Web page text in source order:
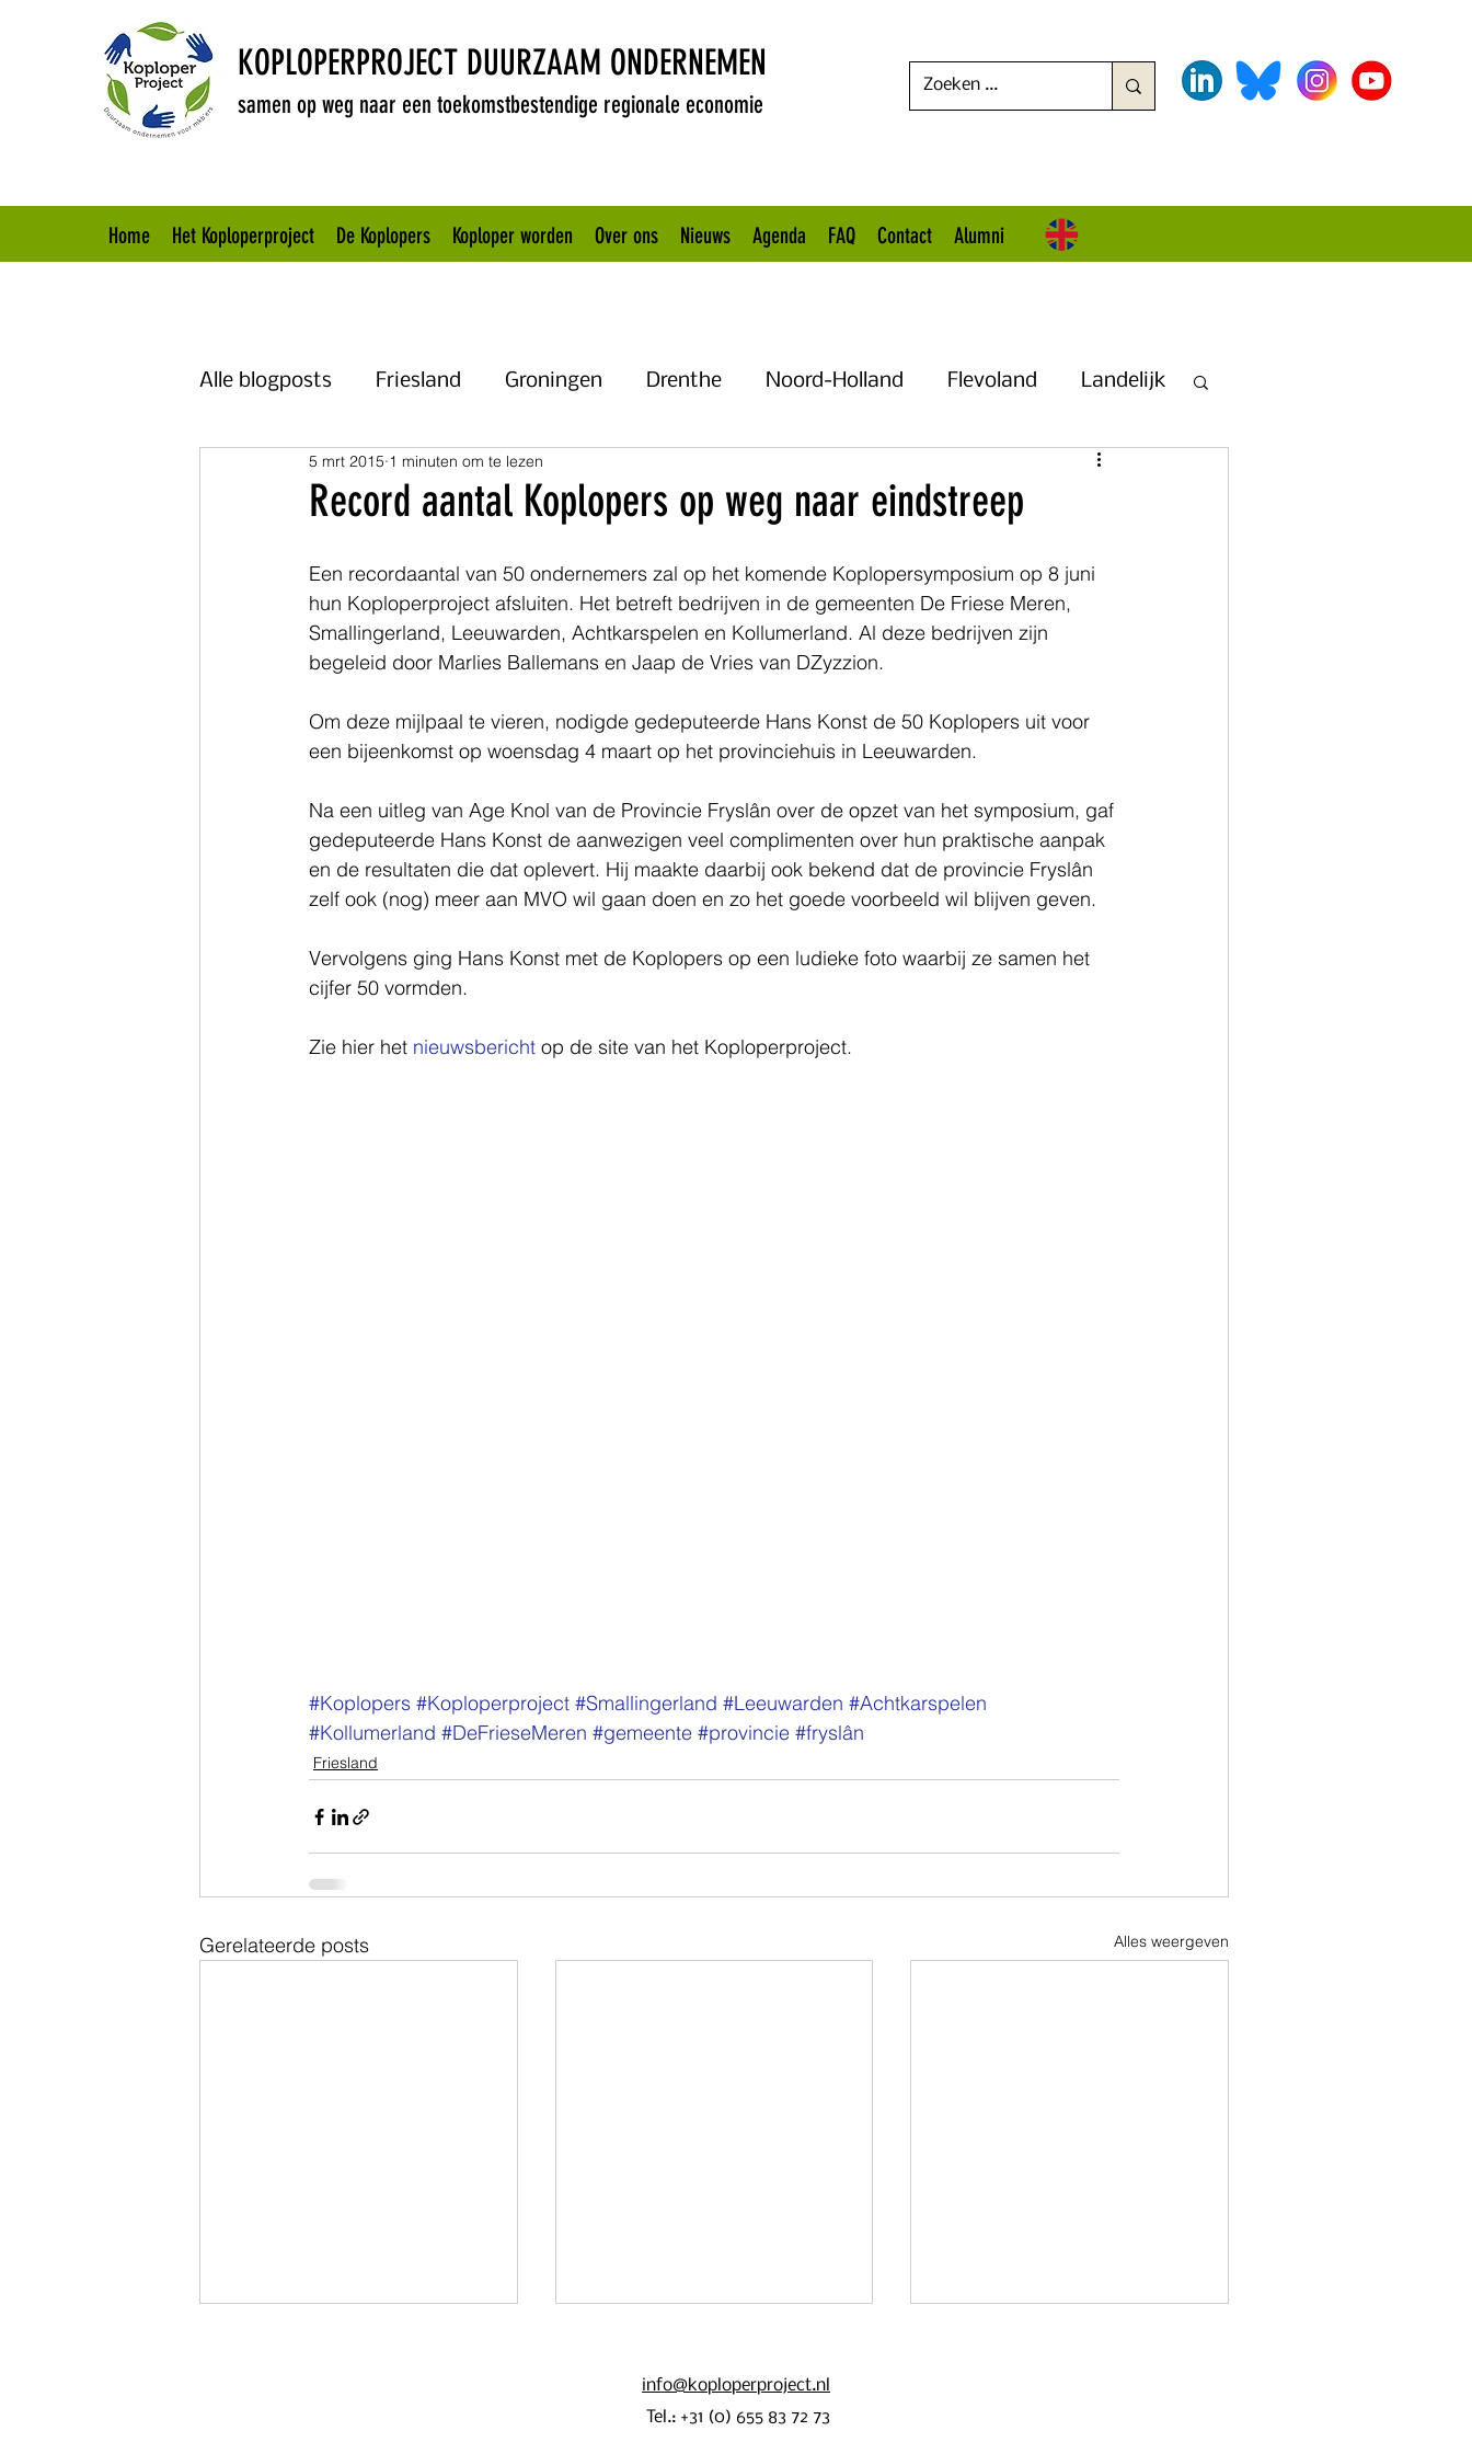
KOPLOPERPROJECT DUURZAAM ONDERNEMEN
samen op weg naar een toekomstbestendige regionale economie
Home Het Koploperproject De Koplopers Koploper worden Over ons Nieuws Agenda FAQ Contact Alumni
Alle blogposts Friesland Groningen Drenthe Noord-Holland Flevoland Landelijk
Brabant Overijssel Uitgelicht Flevoland + Overijssel
Record aantal Koplopers op weg naar eindstreep
5 mrt 2015 1 minuten om te lezen
Een recordaantal van 50 ondernemers zal op het komende Koplopersymposium op 8 juni
hun Koploperproject afsluiten. Het betreft bedrijven in de gemeenten De Friese Meren,
Smallingerland, Leeuwarden, Achtkarspelen en Kollumerland. Al deze bedrijven zijn
begeleid door Marlies Ballemans en Jaap de Vries van DZyzzion.
Om deze mijlpaal te vieren, nodigde gedeputeerde Hans Konst de 50 Koplopers uit voor
een bijeenkomst op woensdag 4 maart op het provinciehuis in Leeuwarden.
Na een uitleg van Age Knol van de Provincie Fryslân over de opzet van het symposium, gaf
gedeputeerde Hans Konst de aanwezigen veel complimenten over hun praktische aanpak
en de resultaten die dat oplevert. Hij maakte daarbij ook bekend dat de provincie Fryslân
zelf ook (nog) meer aan MVO wil gaan doen en zo het goede voorbeeld wil blijven geven.
Vervolgens ging Hans Konst met de Koplopers op een ludieke foto waarbij ze samen het
cijfer 50 vormden.
Zie hier het nieuwsbericht op de site van het Koploperproject.
#Koplopers #Koploperproject #Smallingerland #Leeuwarden #Achtkarspelen
#Kollumerland #DeFrieseMeren #gemeente #provincie #fryslân
Friesland
Gerelateerde posts Alles weergeven
info@koploperproject.nl
Tel.: +31 (0) 655 83 72 73